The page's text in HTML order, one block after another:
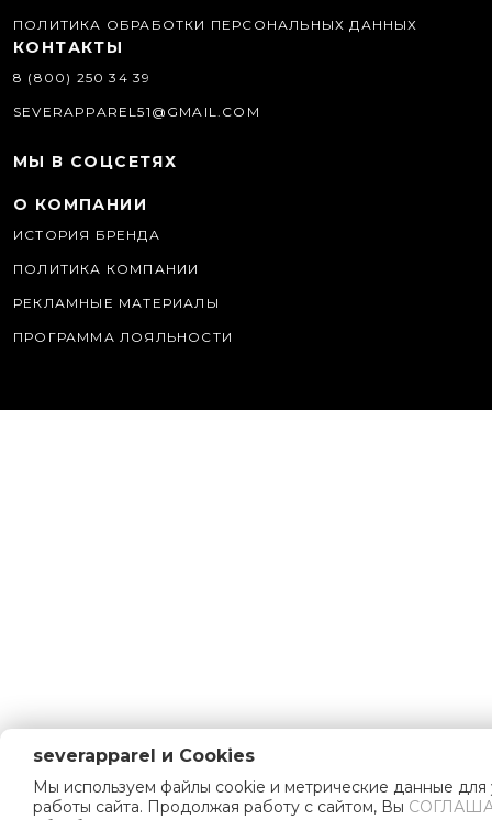
ПОЛИТИКА ОБРАБОТКИ ПЕРСОНАЛЬНЫХ ДАННЫХ
КОНТАКТЫ
8 (800) 250 34 39
SEVERAPPAREL51@GMAIL.COM
МЫ В СОЦСЕТЯХ
О КОМПАНИИ
ИСТОРИЯ БРЕНДА
ПОЛИТИКА КОМПАНИИ
РЕКЛАМНЫЕ МАТЕРИАЛЫ
ПРОГРАММА ЛОЯЛЬНОСТИ
severapparel и Cookies
Мы используем файлы cookie и метрические данные
работы сайта. Продолжая работу с сайтом, Вы